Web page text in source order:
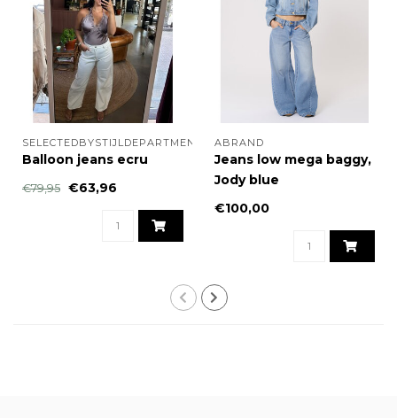
SELECTEDBYSTIJLDEPARTMENT
Balloon jeans ecru
€79,95 €63,96
ABRAND
Jeans low mega baggy,
Jody blue
€100,00